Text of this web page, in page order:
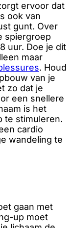
ervoor dat
ook van
gunt. Over
spiergroep
uur. Doe je dit
maar
. Houd
van je
zo dat je
een snellere
is het
te stimuleren.
cardio
wandeling te
gaan met
up moet